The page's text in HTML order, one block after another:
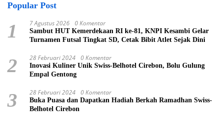
Popular Post
1 7 Agustus 2026 0 Komentar
Sambut HUT Kemerdekaan RI ke-81, KNPI Kesambi Gelar
Turnamen Futsal Tingkat SD, Cetak Bibit Atlet Sejak Dini
2 28 Februari 2024 0 Komentar
Inovasi Kuliner Unik Swiss-Belhotel Cirebon, Bolu Gulung
Empal Gentong
3 28 Februari 2024 0 Komentar
Buka Puasa dan Dapatkan Hadiah Berkah Ramadhan Swiss-
Belhotel Cirebon